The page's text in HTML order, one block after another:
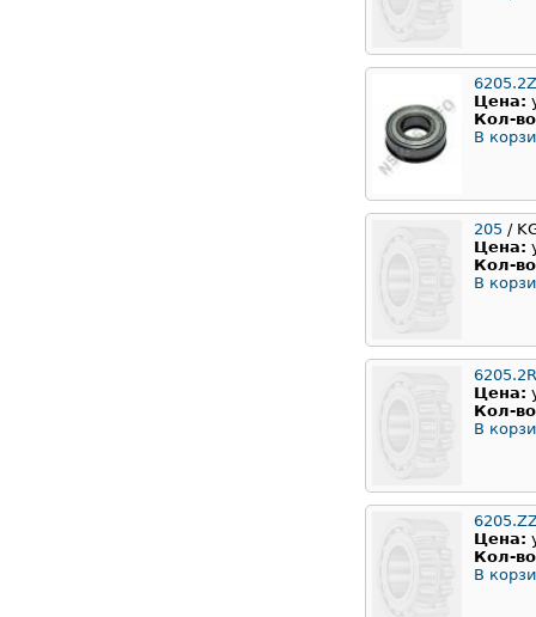
Цена:
Кол-
В
205 /
Цена:
Кол-
В
Цена:
Кол-
В
Цена:
Кол-
В